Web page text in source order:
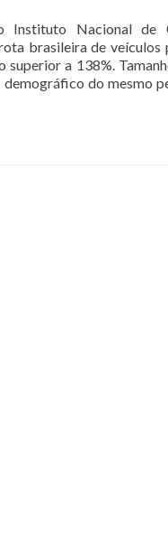
Instituto Nacional de
brasileira de veículos
a 138%.
demográfico do mesmo